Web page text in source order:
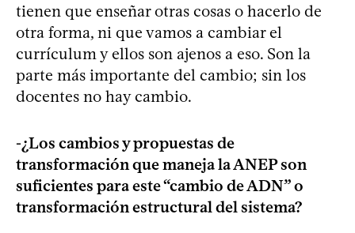
tienen que enseñar otras cosas o hacerlo de
otra forma, ni que vamos a cambiar el
currículum y ellos son ajenos a eso. Son la
parte más importante del cambio; sin los
docentes no hay cambio.
-¿Los cambios y propuestas de
transformación que maneja la ANEP son
suficientes para este “cambio de ADN” o
transformación estructural del sistema?